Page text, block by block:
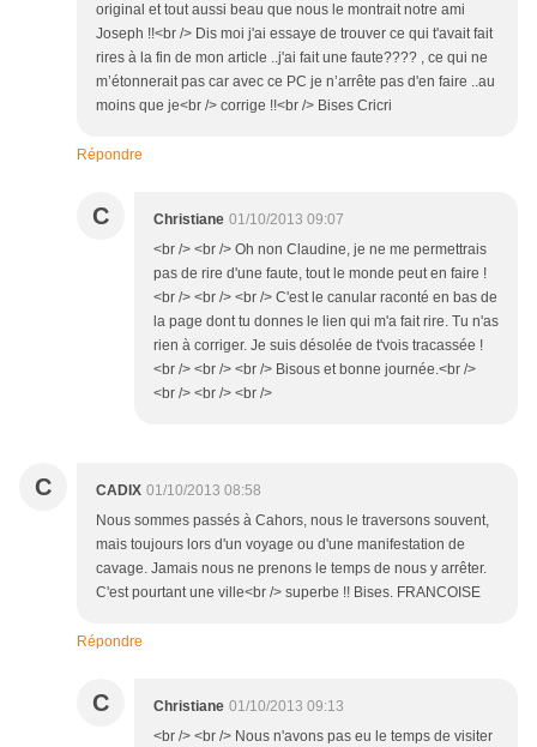
original et tout aussi beau que nous le montrait notre ami
Joseph !!<br /> Dis moi j'ai essaye de trouver ce qui t'avait fait
rires à la fin de mon article ..j'ai fait une faute???? , ce qui ne
m’étonnerait pas car avec ce PC je n’arrête pas d'en faire ..au
moins que je<br /> corrige !!<br /> Bises Cricri
Répondre
C Christiane 01/10/2013 09:07
<br /> <br /> Oh non Claudine, je ne me permettrais
pas de rire d'une faute, tout le monde peut en faire !
<br /> <br /> <br /> C'est le canular raconté en bas de
la page dont tu donnes le lien qui m'a fait rire. Tu n'as
rien à corriger. Je suis désolée de t'vois tracassée !
<br /> <br /> <br /> Bisous et bonne journée.<br />
<br /> <br /> <br />
C CADIX 01/10/2013 08:58
Nous sommes passés à Cahors, nous le traversons souvent,
mais toujours lors d'un voyage ou d'une manifestation de
cavage. Jamais nous ne prenons le temps de nous y arrêter.
C'est pourtant une ville<br /> superbe !! Bises. FRANCOISE
Répondre
C Christiane 01/10/2013 09:13
<br /> <br /> Nous n'avons pas eu le temps de visiter